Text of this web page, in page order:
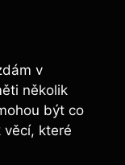
v
několik
být co
věcí, které